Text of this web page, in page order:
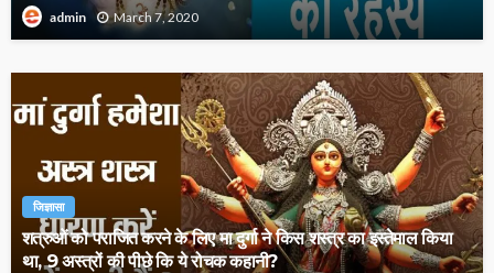
admin March 7, 2020
जिज्ञासा
शत्रुओं को पराजित करने के लिए मा दुर्गा ने किस शस्त्र का इस्तेमाल किया
था, 9 अस्त्रों की पीछे कि ये रोचक कहानी?